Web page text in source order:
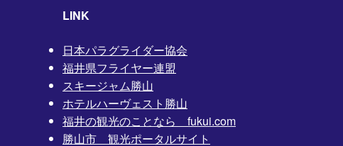
LINK
日本パラグライダー協会
福井県フライヤー連盟
スキージャム勝山
ホテルハーヴェスト勝山
福井の観光のことなら fukui.com
勝山市 観光ポータルサイト